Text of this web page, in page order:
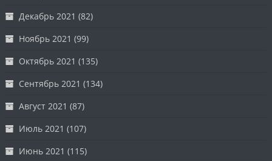
Декабрь 2021 (82)
Ноябрь 2021 (99)
Октябрь 2021 (135)
Сентябрь 2021 (134)
Август 2021 (87)
Июль 2021 (107)
Июнь 2021 (115)